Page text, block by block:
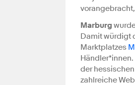
Marburg
Damit würdigt
Marktplatzes
der
zahlreiche